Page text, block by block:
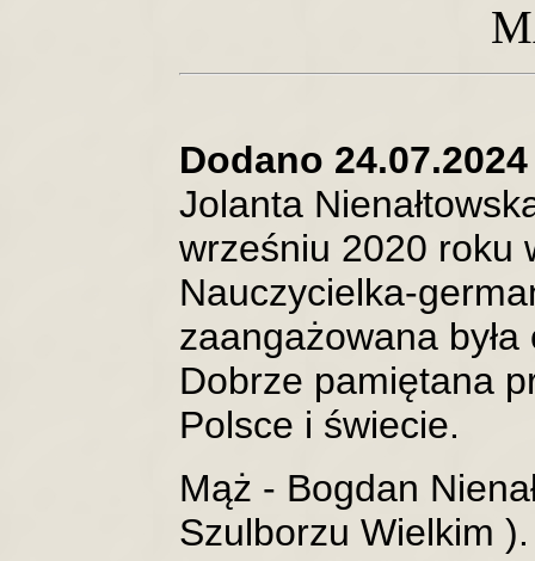
Dodano 24.07.2024
Jolanta
wrześniu 2020 roku
Nauczycielka-
zaangażowana
Dobrze pamiętana
Polsce i świecie.
Mąż - Bogdan
Szulborzu Wielkim